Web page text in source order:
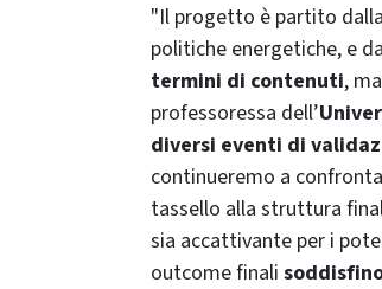
"Il progetto è partito
politiche energetiche, e
termini di contenuti,
professoressa dell’
diversi eventi di
continueremo a
tassello alla struttura
sia accattivante per i
outcome finali